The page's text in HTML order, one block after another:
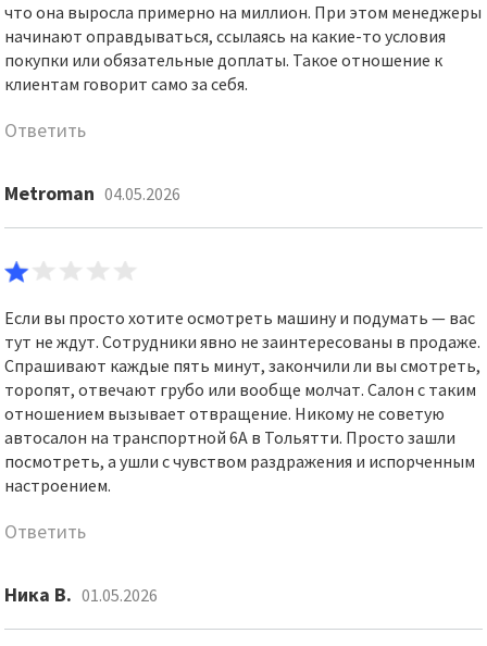
что она выросла примерно на миллион. При этом менеджеры
начинают оправдываться, ссылаясь на какие-то условия
покупки или обязательные доплаты. Такое отношение к
клиентам говорит само за себя.
Ответить
Metroman 04.05.2026
Если вы просто хотите осмотреть машину и подумать — вас
тут не ждут. Сотрудники явно не заинтересованы в продаже.
Спрашивают каждые пять минут, закончили ли вы смотреть,
торопят, отвечают грубо или вообще молчат. Салон с таким
отношением вызывает отвращение. Никому не советую
автосалон на транспортной 6А в Тольятти. Просто зашли
посмотреть, а ушли с чувством раздражения и испорченным
настроением.
Ответить
Ника В. 01.05.2026